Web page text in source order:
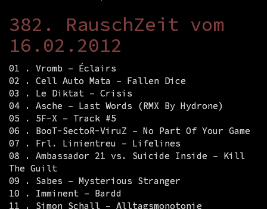
382. RauschZeit vom
16.02.2012
01 . Vromb – Éclairs
02 . Cell Auto Mata – Fallen Dice
03 . Le Diktat – Crisis
04 . Asche – Last Words (RMX By Hydrone)
05 . 5F-X – Track #5
06 . BooT-SectoR-ViruZ – No Part Of Your Game
07 . Frl. Linientreu – Lifelines
08 . Ambassador 21 vs. Suicide Inside – Kill
The Guilt
09 . Sabes – Mysterious Stranger
10 . Imminent – Bardd
11 . Simon Schall – Alltagsmonotonie